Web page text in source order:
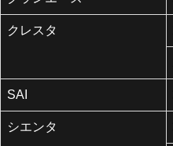
クレスタ
SAI
シエンタ